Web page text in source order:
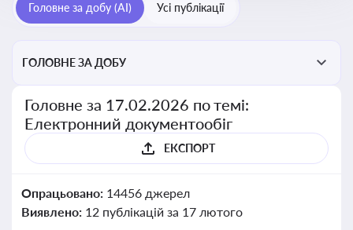
Головне за добу (AI) Усі публікації
ГОЛОВНЕ ЗА ДОБУ
Головне за 17.02.2026 по темі:
Електронний документообіг
ЕКСПОРТ
Опрацьовано: 14456 джерел
Виявлено: 12 публікацій за 17 лютого